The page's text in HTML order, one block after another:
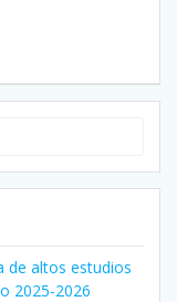
de altos estudios
2025-2026